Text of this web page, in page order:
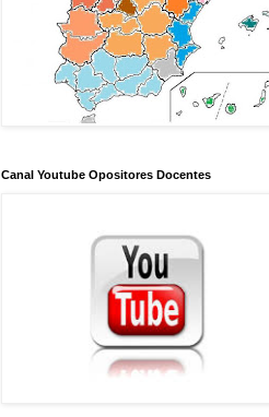
Canal Youtube Opositores Docentes